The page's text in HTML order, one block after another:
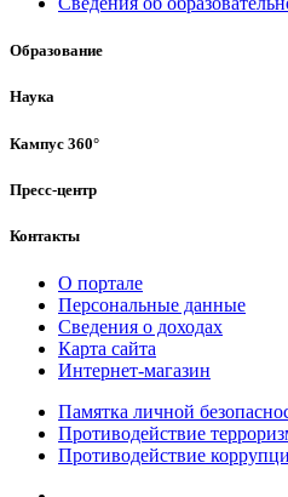
Образование
Наука
Кампус 360°
Пресс-центр
Контакты
О портале
Персональные данные
Сведения о доходах
Карта сайта
Интернет-магазин
Памятка личной
Противодействие
Противодействие